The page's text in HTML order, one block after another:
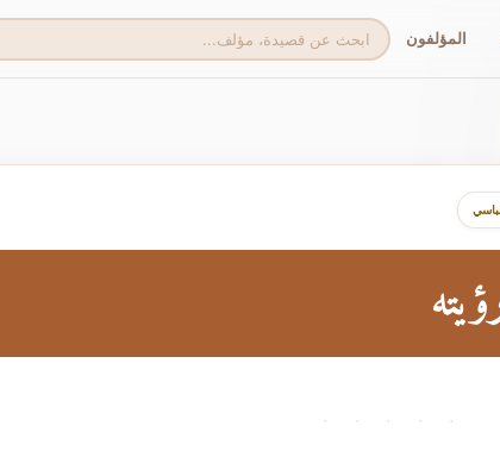
المؤلفون
· · · · ·